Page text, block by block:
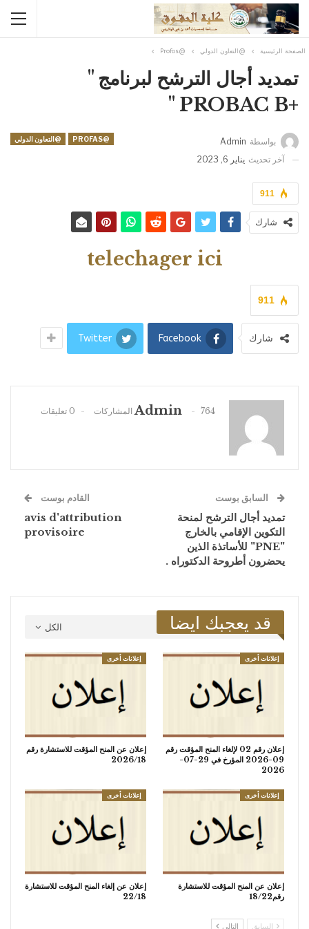
الصفحة الرئيسية @التعاون الدولي @Profas
تمديد أجال الترشح لبرنامج "
+PROBAC B "
@PROFAS @التعاون الدولي بواسطة Admin
آخر تحديث يناير 6, 2023
911
شارك
telechager ici
911
شارك Facebook
Twitter
Admin 764 المشاركات 0 تعليقات
السابق بوست
تمديد أجال الترشح لمنحة
التكوين الإقامي بالخارج
"PNE" للأساتذة الذين
يحضرون أطروحة الدكتوراه .
القادم بوست
avis d'attribution
provisoire
الكل قد يعجبك ايضا
إعلانات أخرى
إعلان رقم 02 لإلغاء المنح المؤقت رقم
09-2026 المؤرخ في 29-07-
2026
إعلانات أخرى
إعلان عن المنح المؤقت للاستشارة رقم
2026/18
إعلانات أخرى
إعلان عن المنح المؤقت للاستشارة
رقم18/22
إعلانات أخرى
إعلان عن إلغاء المنح المؤقت للاستشارة
22/18
السابق التالي